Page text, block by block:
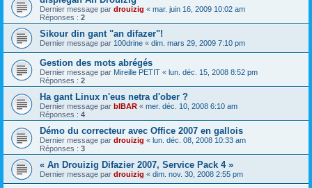
Dernier message par drouizig « mar. juin 16, 2009 10:02 am
Réponses : 2
Sikour din gant "an difazer"!
Dernier message par 100drine « dim. mars 29, 2009 7:10 pm
Gestion des mots abrégés
Dernier message par Mireille PETIT « lun. déc. 15, 2008 8:52 pm
Réponses : 2
Ha gant Linux n'eus netra d'ober ?
Dernier message par bIBAR « mer. déc. 10, 2008 6:10 am
Réponses : 4
Démo du correcteur avec Office 2007 en gallois
Dernier message par drouizig « lun. déc. 08, 2008 10:33 am
Réponses : 3
« An Drouizig Difazier 2007, Service Pack 4 »
Dernier message par drouizig « dim. nov. 30, 2008 2:55 pm